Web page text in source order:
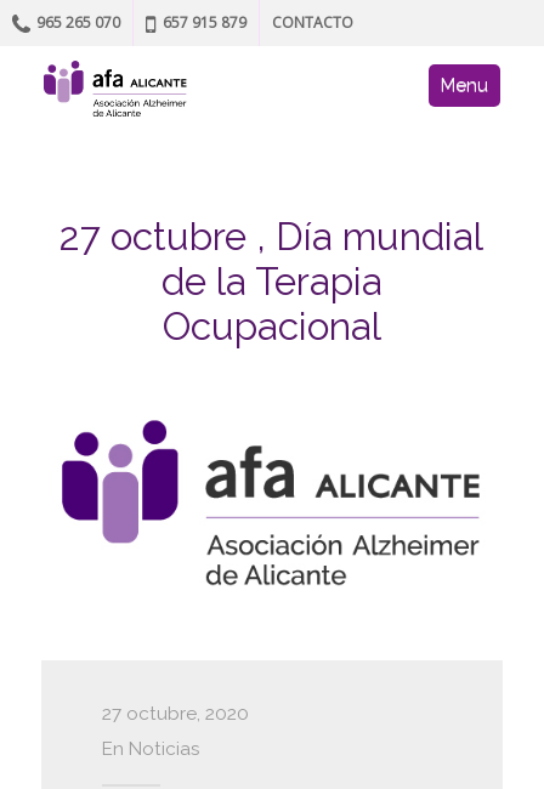
965 265 070 657 915 879 CONTACTO
AFA site
Skip to content
Menu
27 octubre , Día mundial
de la Terapia
Ocupacional
27 octubre, 2020
En Noticias